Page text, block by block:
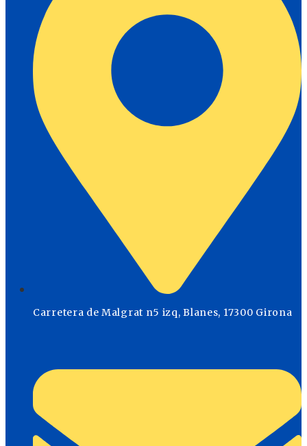
Carretera de Malgrat n5 izq, Blanes, 17300 Girona